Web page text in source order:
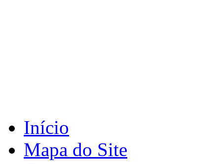
Início
Mapa do Site